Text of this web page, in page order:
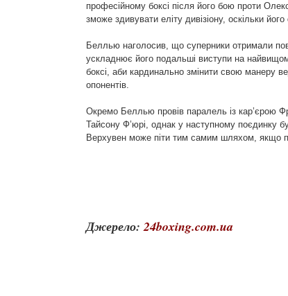
професійному боксі після його бою проти
зможе здивувати еліту дивізіону, оскільки
Беллью наголосив, що суперники отримали
ускладнює його подальші виступи на
боксі, аби кардинально змінити свою манеру
опонентів.
Окремо Беллью провів паралель із кар’єрою
Тайсону Ф’юрі, однак у наступному поєдинку
Верхувен може піти тим самим шляхом, якщо
Джерело:24boxing.com.ua